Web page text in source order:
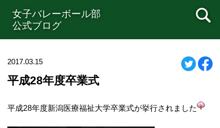
女子バレーボール部
公式ブログ
2017.03.15
平成28年度卒業式
平成28年度新潟医療福祉大学卒業式が挙行されました